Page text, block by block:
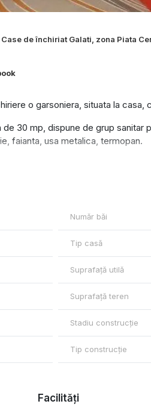
Case de închiriat Galati, zona Piata
o garsoniera, situata la casa,
30 mp, dispune de grup sanitar
faianta, usa metalica, termopan.
contractului - 250 euro.
Număr băi
Tip casă
Suprafață utilă
Suprafață teren
Stadiu construcție
Tip construcție
Facilități